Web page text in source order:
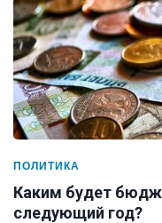
ПОЛИТИКА
Каким будет
следующий год?